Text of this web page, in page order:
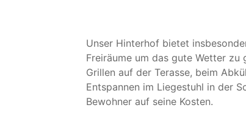
Unser Hinterhof bietet
Freiräume um das gute Wetter zu
Grillen auf der Terasse, beim
Entspannen im Liegestuhl in der
Bewohner auf seine Kosten.